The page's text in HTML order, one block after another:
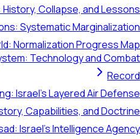
Oslo Accords:
Israel at the United Nations:
Israel and the Arab World:
Iron Dome Air Defense
Arrow 3 and David's Sling:
Israeli Air Force:
Mossad: